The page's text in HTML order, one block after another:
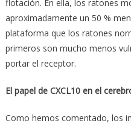
flotación. En ella, los ratones
aproximadamente un 50 %
plataforma que los ratones
primeros son mucho menos
portar el receptor.
El papel de CXCL10 en el
Como hemos comentado, los